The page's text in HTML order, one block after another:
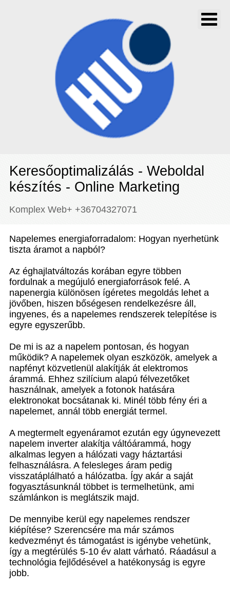
Keresőoptimalizálás - Weboldal
készítés - Online Marketing
Komplex Web+ +36704327071
Napelemes energiaforradalom: Hogyan nyerhetünk
tiszta áramot a napból?
Az éghajlatváltozás korában egyre többen
fordulnak a megújuló energiaforrások felé. A
napenergia különösen ígéretes megoldás lehet a
jövőben, hiszen bőségesen rendelkezésre áll,
ingyenes, és a napelemes rendszerek telepítése is
egyre egyszerűbb.
De mi is az a napelem pontosan, és hogyan
működik? A napelemek olyan eszközök, amelyek a
napfényt közvetlenül alakítják át elektromos
árammá. Ehhez szilícium alapú félvezetőket
használnak, amelyek a fotonok hatására
elektronokat bocsátanak ki. Minél több fény éri a
napelemet, annál több energiát termel.
A megtermelt egyenáramot ezután egy úgynevezett
napelem inverter alakítja váltóárammá, hogy
alkalmas legyen a hálózati vagy háztartási
felhasználásra. A felesleges áram pedig
visszatáplálható a hálózatba. Így akár a saját
fogyasztásunknál többet is termelhetünk, ami
számlánkon is meglátszik majd.
De mennyibe kerül egy napelemes rendszer
kiépítése? Szerencsére ma már számos
kedvezményt és támogatást is igénybe vehetünk,
így a megtérülés 5-10 év alatt várható. Ráadásul a
technológia fejlődésével a hatékonyság is egyre
jobb.